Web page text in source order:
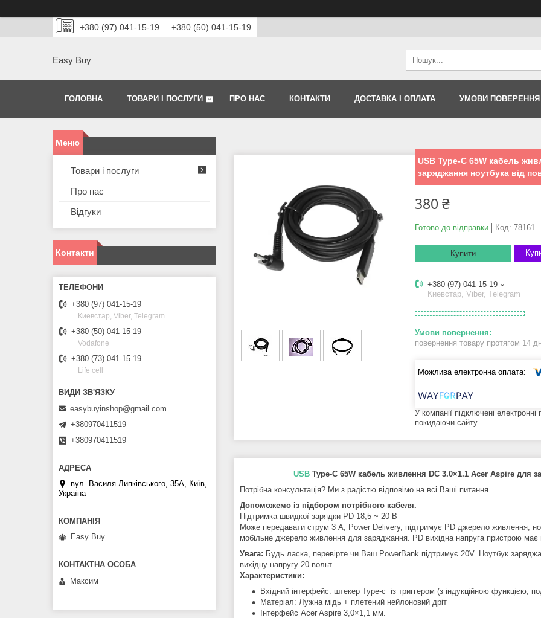
+380 (97) 041-15-19 +380 (50) 041-15-19
Easy Buy
ГОЛОВНА ТОВАРИ І ПОСЛУГИ ПРО НАС КОНТАКТИ ДОСТАВКА І ОПЛАТА УМОВИ ПОВЕРЕННЯ
USB Type-C 65W кабель
заряджання ноутбука від
380 ₴
Готово до відправки Код: 78161
Купити
+380 (97) 041-15-19
Киевстар, Viber, Telegram
повернення товару протягом 14
У компанії підключені
покидаючи сайту.
USB Type-C 65W кабель живлення DC 3.0×1.1 Acer Aspire для
Потрібна консультація? Ми з радістю відповімо на всі Ваші питання.
Допоможемо із підбором потрібного кабеля.
Підтримка швидкої зарядки PD 18,5 ~ 20 В
Може передавати струм 3 А, Power Delivery, підтримує PD джерело живлення,
мобільне джерело живлення для заряджання. PD вихідна напруга пристрою має
Увага: Будь ласка, перевірте чи Ваш PowerBank підтримує 20V. Ноутбук
вихідну напругу 20 вольт.
Характеристики:
Вхідний інтерфейс: штекер Type-c із триггером (з індукційною функцією,
Матеріал: Лужна мідь + плетений нейлоновий дріт
Інтерфейс Acer Aspire 3,0×1,1 мм.
Товари і послуги
Про нас
Відгуки
Контакти
+380 (97) 041-15-19
Киевстар, Viber, Telegram
+380 (50) 041-15-19
Vodafone
+380 (73) 041-15-19
Life cell
easybuyinshop@gmail.com
+380970411519
+380970411519
вул. Василя Липківського, 35А, Київ,
Україна
Easy Buy
Максим